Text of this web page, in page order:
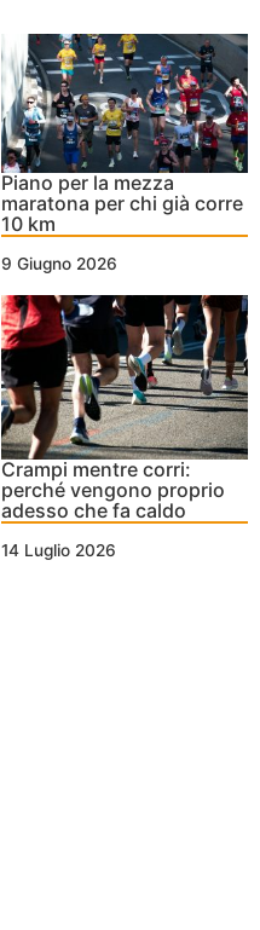
Piano per la mezza
maratona per chi già corre
10 km
9 Giugno 2026
Crampi mentre corri:
perché vengono proprio
adesso che fa caldo
14 Luglio 2026